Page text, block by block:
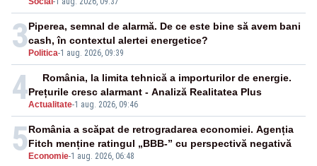
3 Politica-1 aug. 2026, 09:39
Piperea, semnal de alarmă. De ce este bine să avem bani
cash, în contextul alertei energetice?
4Actualitate-1 aug. 2026, 09:46
România, la limita tehnică a importurilor de energie.
Prețurile cresc alarmant - Analiză Realitatea Plus
5 Economie-1 aug. 2026, 06:48
România a scăpat de retrogradarea economiei. Agenția
Fitch menține ratingul „BBB-” cu perspectivă negativă